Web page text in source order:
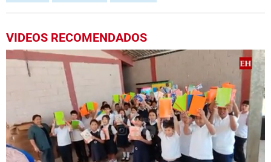
VIDEOS RECOMENDADOS